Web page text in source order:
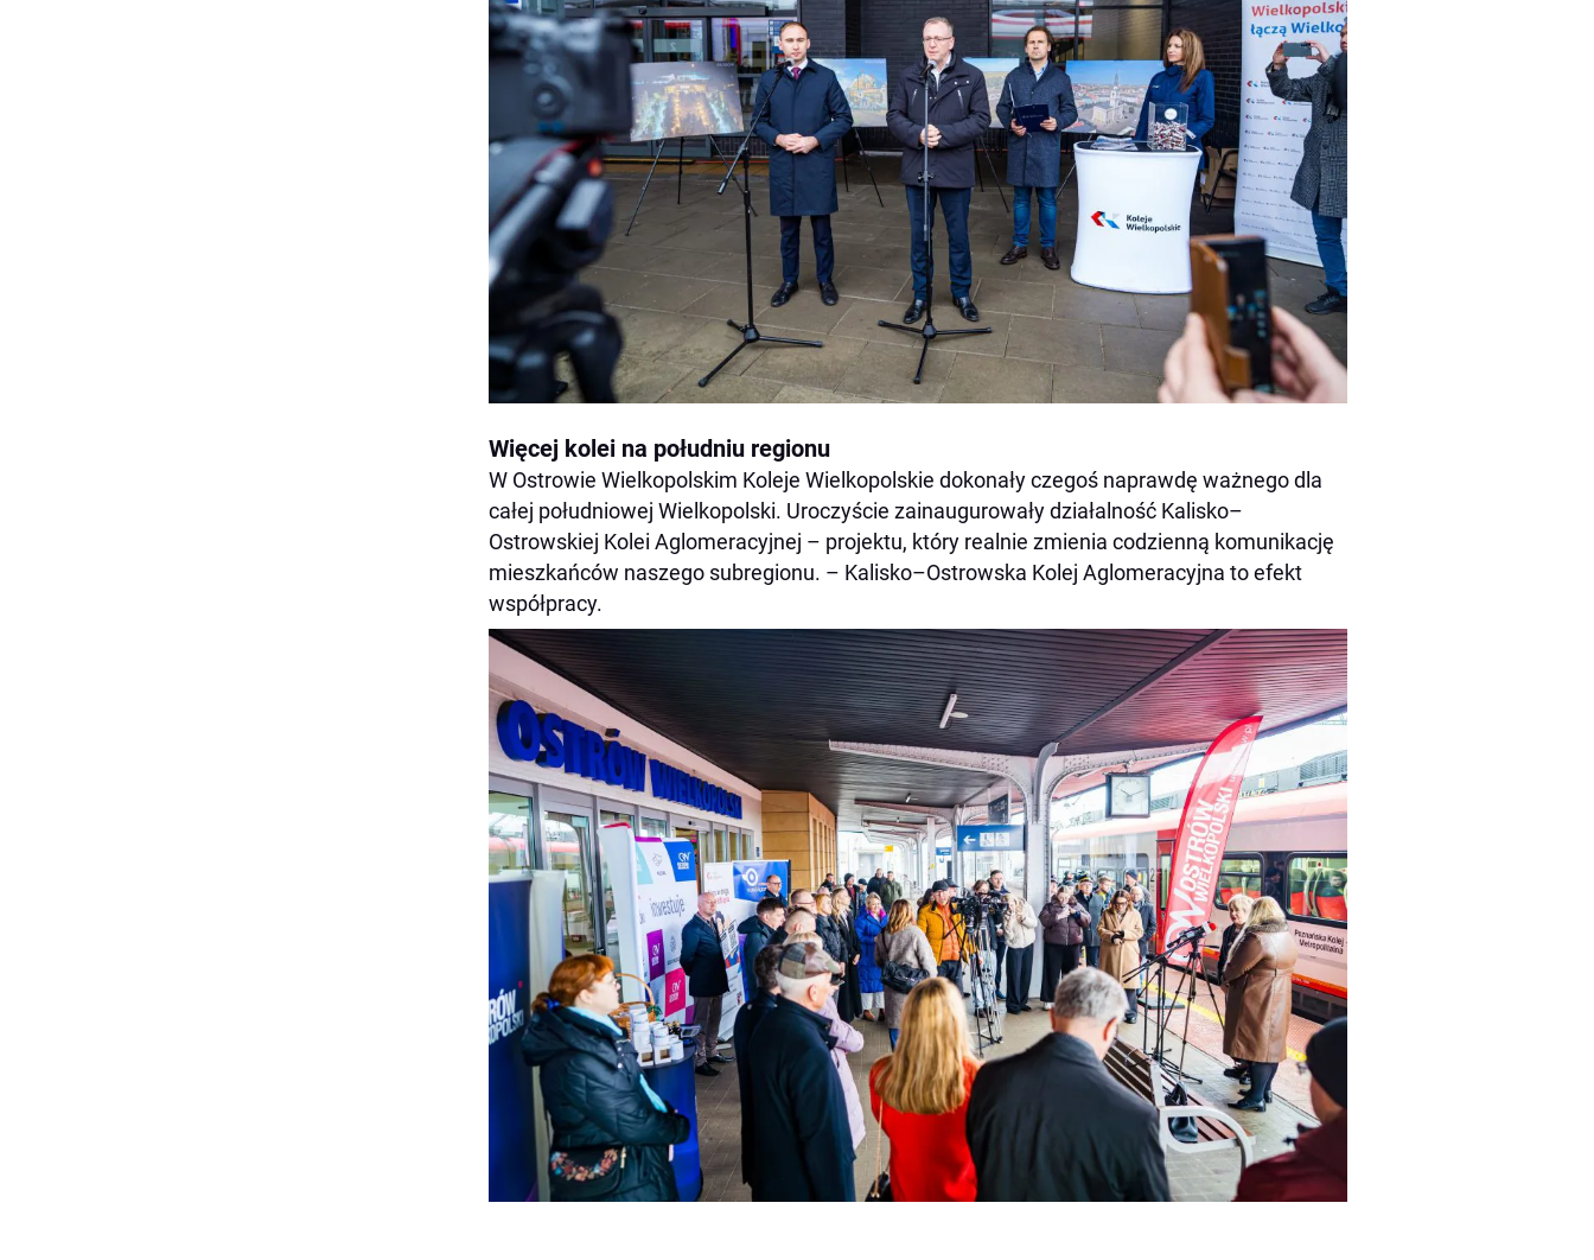
Więcej kolei na południu regionu
W Ostrowie Wielkopolskim Koleje Wielkopolskie dokonały czegoś naprawdę ważnego dla
całej południowej Wielkopolski. Uroczyście zainaugurowały działalność Kalisko–
Ostrowskiej Kolei Aglomeracyjnej – projektu, który realnie zmienia codzienną komunikację
mieszkańców naszego subregionu. – Kalisko–Ostrowska Kolej Aglomeracyjna to efekt
współpracy.